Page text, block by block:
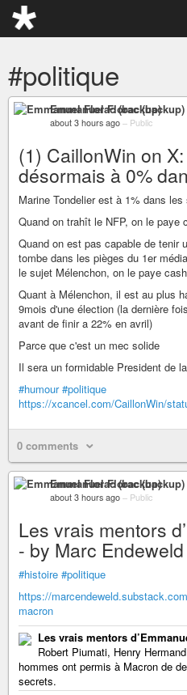
#politique
Emmanuel Florac (backup)
about 3 hours ago – Public
(1) CaillonWin on
désormais à 0%
Marine Tondelier est à 1% dans les
Quand on trahît le NFP, on le paye
Quand on est pas capable de tenir
tombe dans les pièges du 1er
le sujet Mélenchon, on le paye cash
Quant à Mélenchon, il est au plus
9mois d'une élection (la dernière
avant de finir a 22% en avril)
Parce que c'est un mec solide
Il sera un formidable President de
#humour #politique
https://xcancel.com/CaillonWin/
0 comments
Emmanuel Florac (backup)
about 3 hours ago – Public
Les vrais mentors
- by Marc Endeweld
#histoire #politique
https://
macron
Les vrais mentors
Robert Piumati, Henry
hommes ont permis à Macron de
secrets.